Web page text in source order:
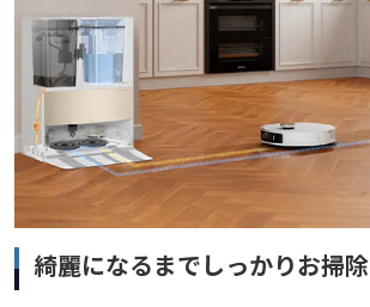
綺麗になるまでしっかりお掃除